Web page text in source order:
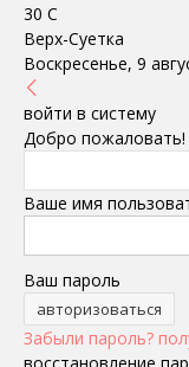
30 C
Верх-Суетка
Воскресенье, 9
войти в систему
Добро пожаловать!
Ваше имя
Ваш пароль
Забыли пароль?